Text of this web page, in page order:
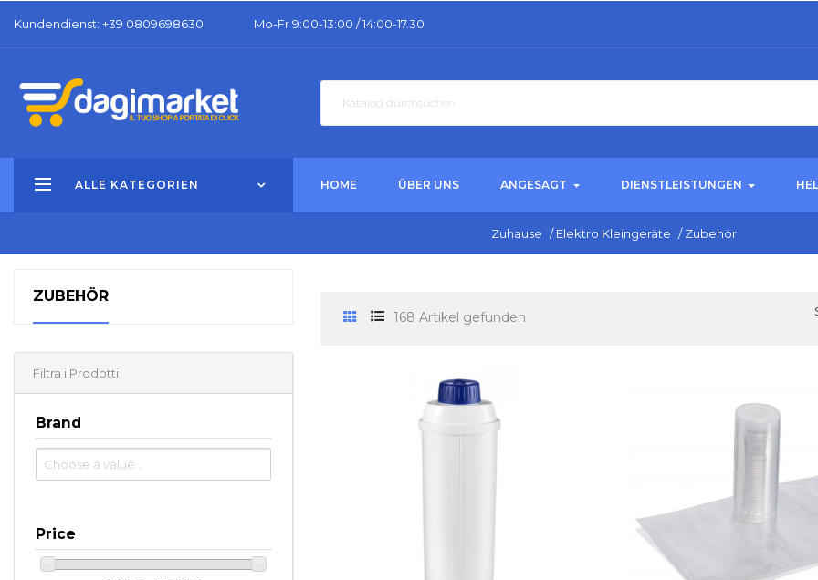
Kundendienst: +39 0809698630 Mo-Fr 9:00-13:00 / 14:00-17.30
ALLE KATEGORIEN HOME ÜBER UNS ANGESAGT DIENSTLEISTUNGEN
Zuhause / Elektro Kleingeräte / Zubehör
ZUBEHÖR
Filtra i Prodotti
Brand
Price
168 Artikel gefunden